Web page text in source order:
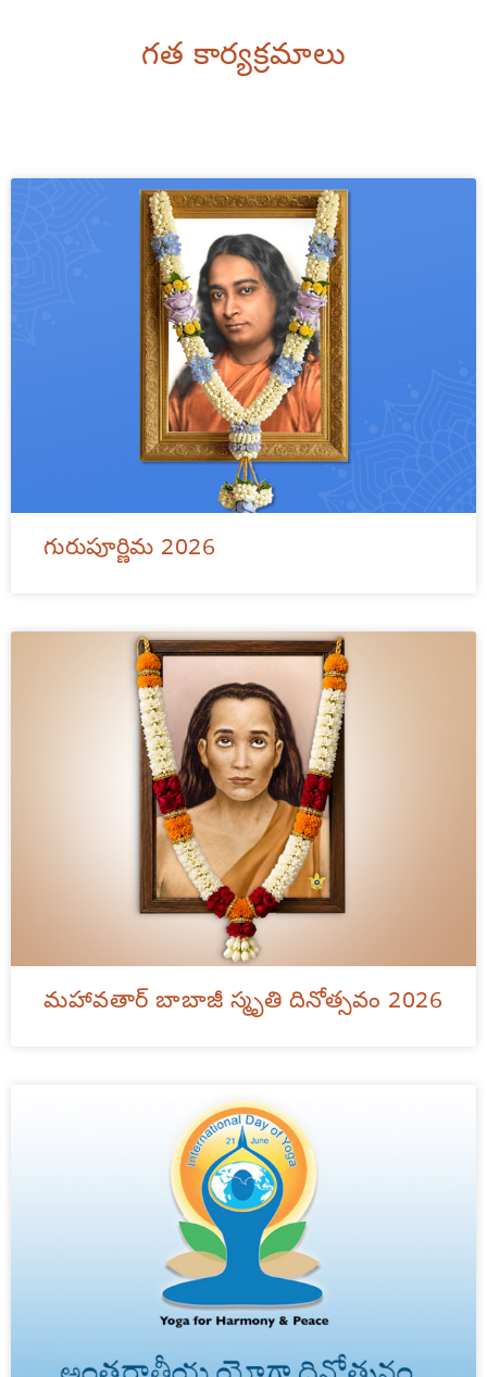
గత కార్యక్రమాలు
గురుపూర్ణిమ 2026
మహావతార్ బాబాజీ స్మృతి దినోత్సవం 2026